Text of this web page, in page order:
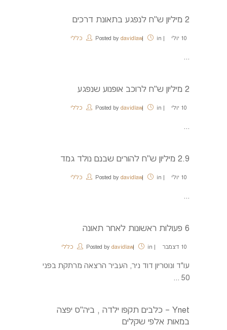
2 מיליון ש"ח לנפגע בתאונת דרכים
10 יולי Posted by davidlaw in כללי
...
2 מיליון ש"ח לרוכב אופנוע שנפגע
10 יולי Posted by davidlaw in כללי
...
2.9 מיליון ש"ח להורים שבנם נולד גמד
10 יולי Posted by davidlaw in כללי
...
6 פעולות ראשונות לאחר תאונה
10 דצמבר Posted by davidlaw in כללי
עו"ד ונוטריון דוד ניר, העביר הרצאה מרתקת בפני
50 ...
Ynet – כלבים תקפו ילדה , ביה"ס יפצה
במאות אלפי שקלים